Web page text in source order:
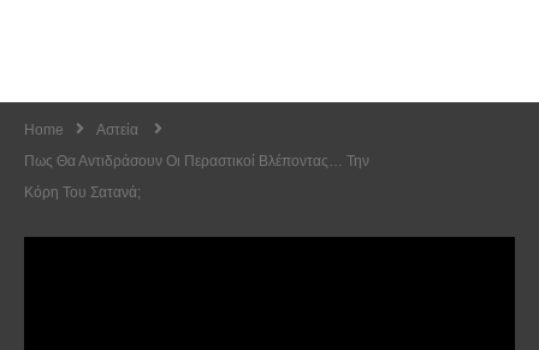
Home
Αστεία
Πως Θα Αντιδράσουν Οι Περαστικοί Βλέποντας… Την
Κόρη Του Σατανά;